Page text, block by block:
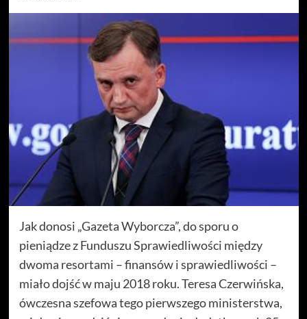
Jak donosi „Gazeta Wyborcza”, do sporu o
pieniądze z Funduszu Sprawiedliwości między
dwoma resortami – finansów i sprawiedliwości –
miało dojść w maju 2018 roku. Teresa Czerwińska,
ówczesna szefowa tego pierwszego ministerstwa,